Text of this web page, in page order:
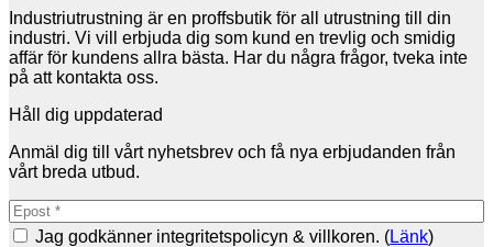
produkten
har
flera
varianter.
olika
kan
väljas
på
produktsidan
Industriutrustning är en proffsbutik för all utrustning till din
industri. Vi vill erbjuda dig som kund en trevlig och smidig
affär för kundens allra bästa. Har du några frågor, tveka inte
på att kontakta oss.
Håll dig uppdaterad
Anmäl dig till vårt nyhetsbrev och få nya erbjudanden från
vårt breda utbud.
Jag godkänner integritetspolicyn & villkoren. (Länk)